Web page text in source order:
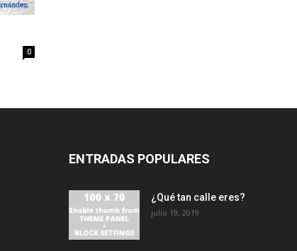
0
ENTRADAS POPULARES
¿Qué tan calle eres?
julio 19, 2019